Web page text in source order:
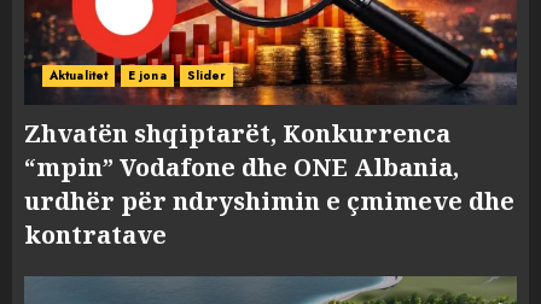
Aktualitet E jona Slider
Zhvatën shqiptarët, Konkurrenca
“mpin” Vodafone dhe ONE Albania,
urdhër për ndryshimin e çmimeve dhe
kontratave